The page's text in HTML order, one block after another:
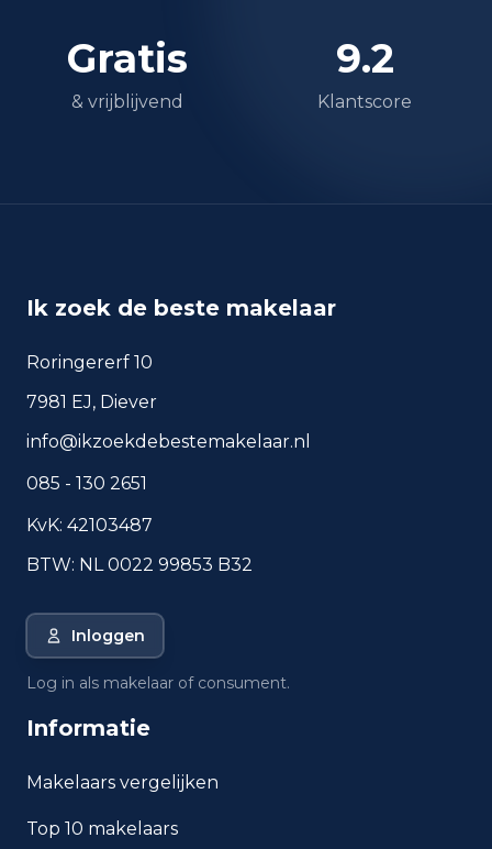
570
Herkomst inwoners (2025)
Nederland
70
Woningvoorraad en
bouwperiodes
Soorten woningen
Vrijstaande woningen
Twee-onder-één-kap woningen
Bouwperiode van panden
1700 tot 1900
Gratis
& vrijblijvend
9.2
Klantscore
Ik zoek de beste makelaar
Roringererf 10
7981 EJ, Diever
info@ikzoekdebestemakelaar.nl
085 - 130 2651
KvK: 42103487
BTW: NL 0022 99853 B32
Inloggen
Log in als makelaar of consument.
Informatie
Makelaars vergelijken
Top 10 makelaars